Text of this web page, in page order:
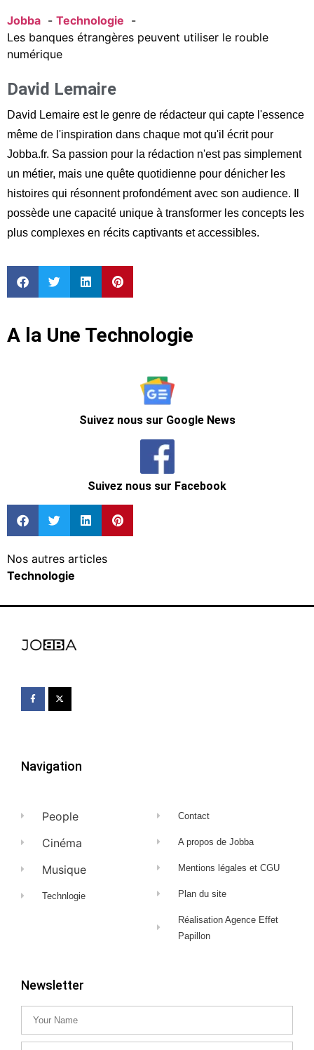
Jobba
Technologie
Les banques étrangères peuvent utiliser le rouble
numérique
David Lemaire
David Lemaire est le genre de rédacteur qui capte l'essence
même de l'inspiration dans chaque mot qu'il écrit pour
Jobba.fr. Sa passion pour la rédaction n'est pas simplement
un métier, mais une quête quotidienne pour dénicher les
histoires qui résonnent profondément avec son audience. Il
possède une capacité unique à transformer les concepts les
plus complexes en récits captivants et accessibles.
A la Une Technologie
Suivez nous sur Google News
Suivez nous sur Facebook
Nos autres articles
Technologie
Navigation
People
Cinéma
Musique
Technlogie
Contact
A propos de Jobba
Mentions légales et CGU
Plan du site
Réalisation Agence Effet
Papillon
Newsletter